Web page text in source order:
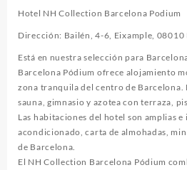
Hotel NH Collection Barcelona Podium
Dirección: Bailén, 4-6, Eixample, 08010
Está en nuestra selección para
Barcelona Pódium ofrece alojamiento
zona tranquila del centro de Barcelona.
sauna, gimnasio y azotea con terraza,
Las habitaciones del hotel son amplias
acondicionado, carta de almohadas,
de Barcelona.
El NH Collection Barcelona Pódium